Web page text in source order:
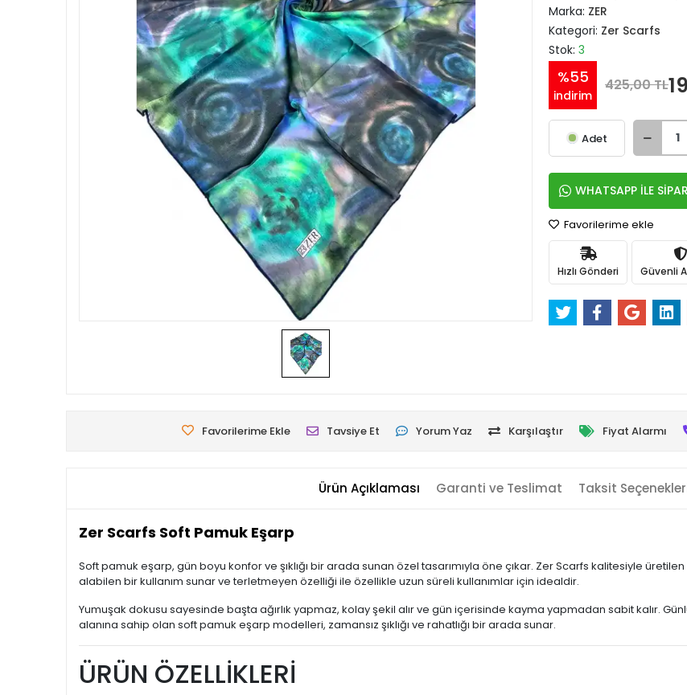
Marka: ZER
Kategori: Zer Scarfs
Stok: 3
%55
indirim
425,00 TL
Adet
WHATSAPP İLE
Favorilerime ekle
Hızlı Gönderi Güvenli
Favorilerime Ekle Tavsiye Et Yorum Yaz Karşılaştır Fiyat Alarmı
Ürün Açıklaması Garanti ve Teslimat Taksit
Zer Scarfs Soft Pamuk Eşarp
Soft pamuk eşarp, gün boyu konfor ve şıklığı bir arada sunan özel tasarımıyla öne çıkar. Zer Scarfs kalitesiyle
alabilen bir kullanım sunar ve terletmeyen özelliği ile özellikle uzun süreli kullanımlar için idealdir.
Yumuşak dokusu sayesinde başta ağırlık yapmaz, kolay şekil alır ve gün içerisinde kayma yapmadan sabit kalır.
alanına sahip olan soft pamuk eşarp modelleri, zamansız şıklığı ve rahatlığı bir arada sunar.
ÜRÜN ÖZELLİKLERİ